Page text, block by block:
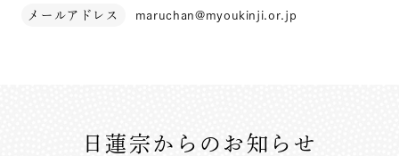
メールアドレス maruchan@myoukinji.or.jp
日蓮宗からのお知らせ